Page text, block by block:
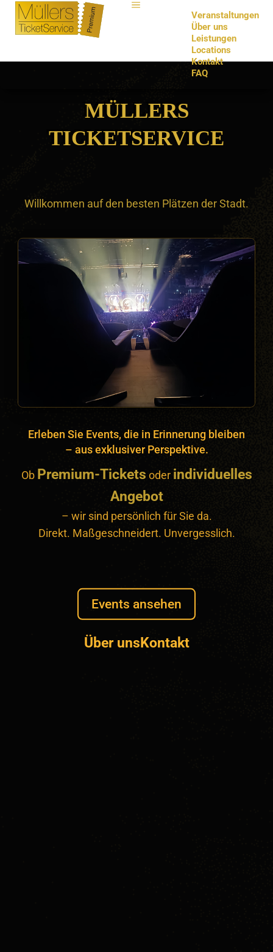
Veranstaltungen
Über uns
Leistungen
Locations
Kontakt
FAQ
MÜLLERS
TICKETSERVICE
Willkommen auf den besten Plätzen der Stadt.
Erleben Sie Events, die in Erinnerung bleiben
– aus exklusiver Perspektive.
Ob Premium-Tickets oder individuelles
Angebot
– wir sind persönlich für Sie da.
Direkt. Maßgeschneidert. Unvergesslich.
Events ansehen
Über unsKontakt